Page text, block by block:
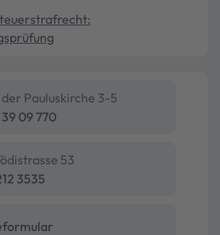
Pauluskirche 3-5
09 770
53
3535